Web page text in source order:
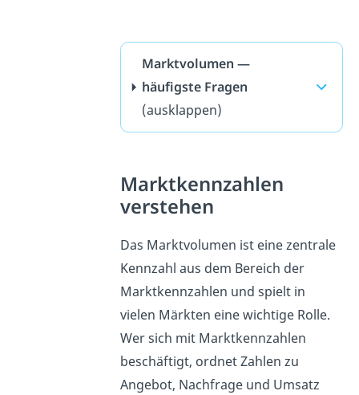
Marktvolumen —
häufigste Fragen
(ausklappen)
Marktkennzahlen
verstehen
Das Marktvolumen ist eine zentrale
Kennzahl aus dem Bereich der
Marktkennzahlen und spielt in
vielen Märkten eine wichtige Rolle.
Wer sich mit Marktkennzahlen
beschäftigt, ordnet Zahlen zu
Angebot, Nachfrage und Umsatz